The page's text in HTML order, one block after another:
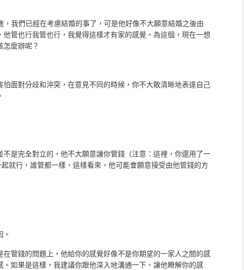
我們已經在考慮結婚的事了，可是他好像不大願意結婚之後由
管也行我管也行，我覺得這樣才有家的感覺。為這個，現在一想
怎麼辦呢？
面對分歧和沖突，在意見不同的時候，你不大敢清晰地表達自己
是完全對立的，他不大願意讓你管錢（注意：這裡，你還用了一
就行，誰管都一樣，這樣看來，他可能會願意接受由他管錢的方
管錢的問題上，他給你的感覺好像不是你期望的一家人之間的感
如果是這樣，我建議你跟他深入地溝通一下，讓他瞭解你的感